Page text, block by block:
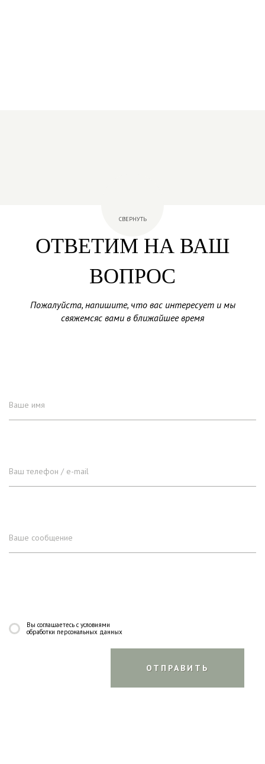
СВЕРНУТЬ
ОТВЕТИМ НА ВАШ
ВОПРОС
Пожалуйста, напишите, что вас интересует и мы
свяжемсяс вами в ближайшее время
Вы соглашаетесь с условиями
обработки персональных данных